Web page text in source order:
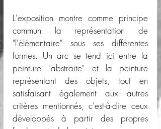
L'exposition montre comme principe
commun la représentation de
"l'élémentaire" sous ses différentes
formes. Un arc se tend ici entre la
peinture "abstraite" et la peinture
représentant des objets, tout en
satisfaisant également aux autres
critères mentionnés, c'est-à-dire ceux
développés à partir des propres